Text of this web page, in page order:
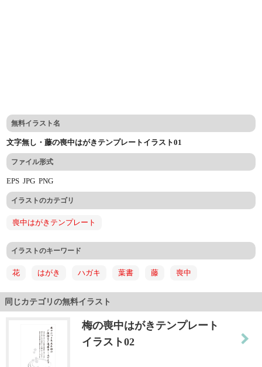
無料イラスト名
文字無し・藤の喪中はがきテンプレートイラスト01
ファイル形式
EPSJPGPNG
イラストのカテゴリ
喪中はがきテンプレート
イラストのキーワード
花 はがき ハガキ 葉書 藤 喪中
同じカテゴリの無料イラスト
梅の喪中はがきテンプレート
イラスト02